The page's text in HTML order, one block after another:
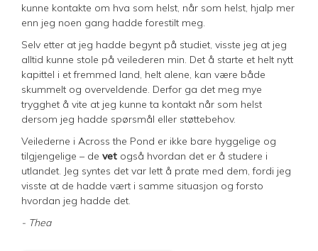
kunne kontakte om hva som helst, når som helst, hjalp mer
enn jeg noen gang hadde forestilt meg.
Selv etter at jeg hadde begynt på studiet, visste jeg at jeg
alltid kunne stole på veilederen min. Det å starte et helt nytt
kapittel i et fremmed land, helt alene, kan være både
skummelt og overveldende. Derfor ga det meg mye
trygghet å vite at jeg kunne ta kontakt når som helst
dersom jeg hadde spørsmål eller støttebehov.
Veilederne i Across the Pond er ikke bare hyggelige og
tilgjengelige – de vet også hvordan det er å studere i
utlandet. Jeg syntes det var lett å prate med dem, fordi jeg
visste at de hadde vært i samme situasjon og forsto
hvordan jeg hadde det.
- Thea